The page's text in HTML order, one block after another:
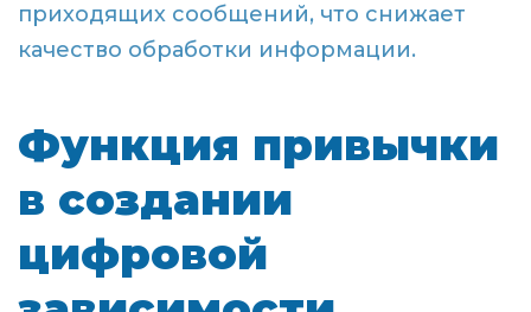
приходящих сообщений, что снижает
качество обработки информации.
Функция привычки
в создании
цифровой